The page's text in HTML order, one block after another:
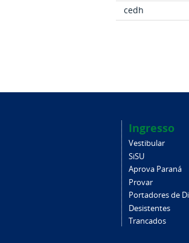
cedh
Ingresso
Vestibular
SiSU
Aprova Paraná
Provar
Portadores de
Desistentes
Trancados